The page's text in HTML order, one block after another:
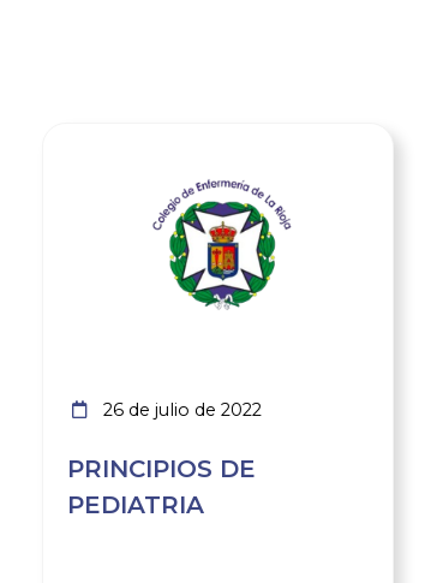
26 de julio de 2022
PRINCIPIOS DE
PEDIATRIA